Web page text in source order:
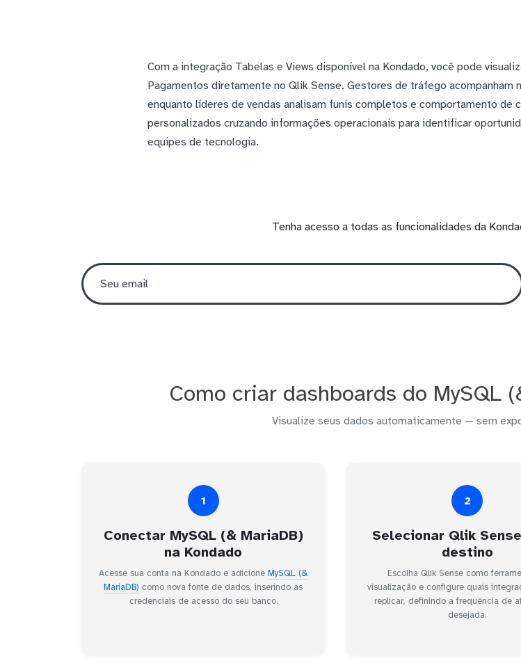
Com a integração Tabelas e Views disponível na Kondado, você pode
Pagamentos diretamente no Qlik Sense. Gestores de tráfego
enquanto líderes de vendas analisam funis completos e comportamento de
personalizados cruzando informações operacionais para identificar
equipes de tecnologia.
Tenha acesso a todas as funcionalidades da
Como criar dashboards do MySQL
Visualize seus dados automaticamente — sem
1
Conectar MySQL (& MariaDB)
na Kondado
Acesse sua conta na Kondado e adicione MySQL (&
MariaDB) como nova fonte de dados, inserindo as
credenciais de acesso do seu banco.
2
Selecionar Qlik
destino
Escolha Qlik Sense como
visualização e configure quais
replicar, definindo a frequência de
desejada.